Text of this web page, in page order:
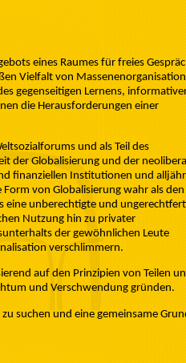
eines Raumes für freies
Vielfalt von
gegenseitigen Lernens,
die Herausforderungen einer
und als Teil des
der Globalisierung und der
finanziellen Institutionen und
von Globalisierung wahr als den
eine unberechtigte und
Nutzung hin zu privater
der gewöhnlichen Leute
verschlimmern.
auf den Prinzipien von Teilen
und Verschwendung gründen.
suchen und eine gemeinsame